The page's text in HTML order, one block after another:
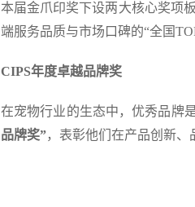
本届金爪印奖下设两大核心奖项
端服务品质与市场口碑的“全国
CIPS年度卓越品牌奖
在宠物行业的生态中，优秀品牌
品牌奖”，表彰他们在产品创新、